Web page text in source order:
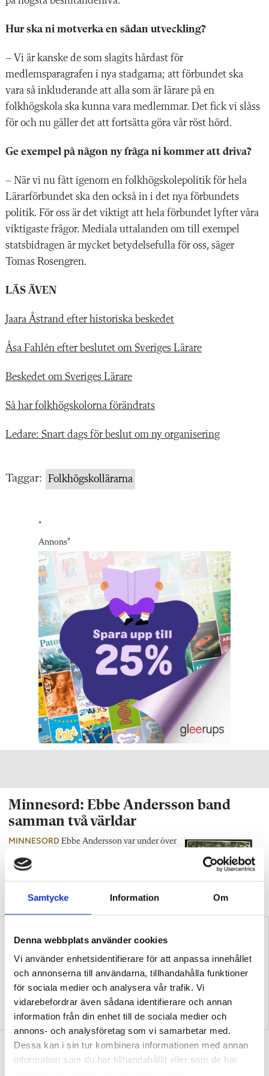
Samtycke Information Om
Denna webbplats använder cookies
Vi använder enhetsidentifierare för att anpassa innehållet
och annonserna till användarna, tillhandahålla funktioner
för sociala medier och analysera vår trafik. Vi
vidarebefordrar även sådana identifierare och annan
information från din enhet till de sociala medier och
annons- och analysföretag som vi samarbetar med.
Dessa kan i sin tur kombinera informationen med annan
information som du har tillhandahållit eller som de har
Hur ska ni motverka en sådan utveckling?
– Vi är kanske de som slagits hårdast för
medlemsparagrafen i nya stadgarna; att förbundet ska
vara så inkluderande att alla som är lärare på en
folkhögskola ska kunna vara medlemmar. Det fick vi slåss
för och nu gäller det att fortsätta göra vår röst hörd.
Ge exempel på någon ny fråga ni kommer att driva?
– När vi nu fått igenom en folkhögskolepolitikför hela
Lärarförbundet ska den också in i det nya förbundets
politik. För oss är det viktigt att hela förbundet lyfter våra
viktigaste frågor. Mediala uttalanden om till exempel
statsbidragen är mycket betydelsefulla för oss, säger
Tomas Rosengren.
LÄS ÄVEN
Jaara Åstrand efter historiska beskedet
Åsa Fahlén efter beslutet om Sveriges Lärare
Beskedet om Sveriges Lärare
Så har folkhögskolorna förändrats
Ledare: Snart dags för beslut om ny organisering
Taggar: Folkhögskollärarna
"
Annons"
Minnesord: Ebbe Andersson band
samman två världar
MINNESORD Ebbe Andersson var under över
mellan svenska och tanzaniska
folkhögskolor, skriver Clara Hyldgaard
Nankler.
Clevestad: Jag är rädd för
vart vi är på väg
Nedläggning hotar allmän
kurs i Lycksele och Vindeln
Glokala ökar intäkterna – trots tufft
ekonomiskt läge